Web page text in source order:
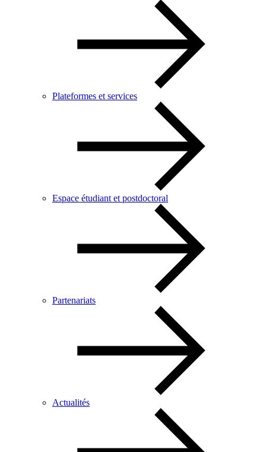
Plateformes et services
Espace étudiant et postdoctoral
Partenariats
Actualités